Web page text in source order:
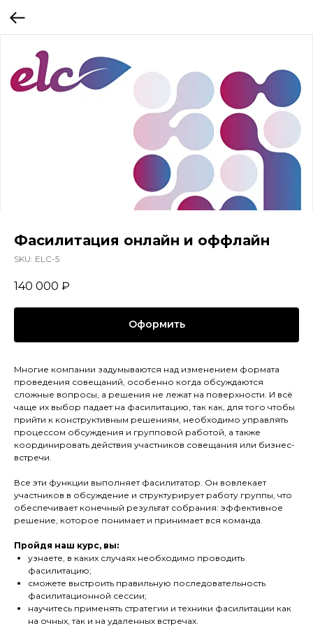
Фасилитация онлайн и оффлайн
SKU: ELC-5
140 000 ₽
Оформить
Многие компании задумываются над изменением формата
проведения совещаний, особенно когда обсуждаются
сложные вопросы, а решения не лежат на поверхности. И всё
чаще их выбор падает на фасилитацию, так как, для того чтобы
прийти к конструктивным решениям, необходимо управлять
процессом обсуждения и групповой работой, а также
координировать действия участников совещания или бизнес-
встречи.
Все эти функции выполняет фасилитатор. Он вовлекает
участников в обсуждение и структурирует работу группы, что
обеспечивает конечный результат собрания: эффективное
решение, которое понимает и принимает вся команда.
Пройдя наш курс, вы:
узнаете, в каких случаях необходимо проводить
фасилитацию;
сможете выстроить правильную последовательность
фасилитационной сессии;
научитесь применять стратегии и техники фасилитации как
на очных, так и на удаленных встречах.